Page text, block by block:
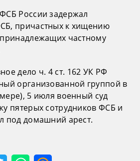
России задержал
причастных к хищению
частному
дело ч. 4 ст. 162 УК РФ
организованной группой в
5 июля военный суд
пятерых сотрудников ФСБ и
под домашний арест.